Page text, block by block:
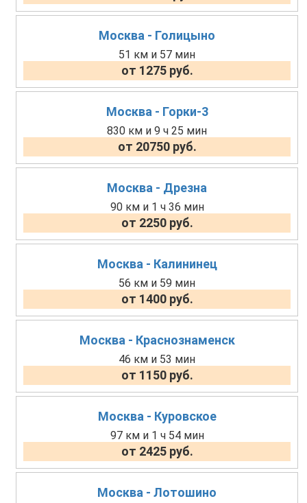
Москва - Голицыно
51 км и 57 мин
от 1275 руб.
Москва - Горки-3
830 км и 9 ч 25 мин
от 20750 руб.
Москва - Дрезна
90 км и 1 ч 36 мин
от 2250 руб.
Москва - Калининец
56 км и 59 мин
от 1400 руб.
Москва - Краснознаменск
46 км и 53 мин
от 1150 руб.
Москва - Куровское
97 км и 1 ч 54 мин
от 2425 руб.
Москва - Лотошино